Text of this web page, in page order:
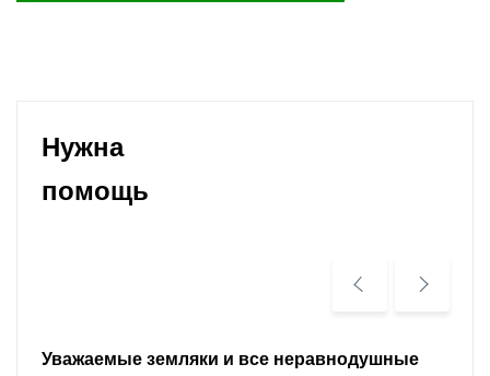
Нужна
помощь
Уважаемые земляки и все неравнодушные